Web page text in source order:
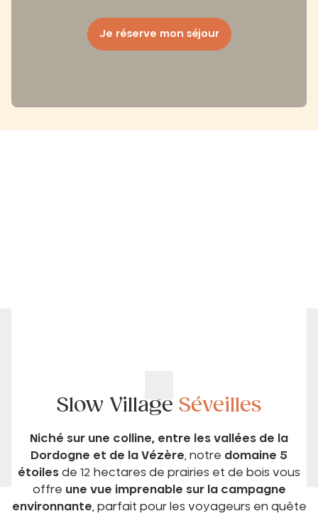
Je réserve mon séjour
Slow Village Séveilles
Niché sur une colline, entre les vallées de la
Dordogne et de la Vézère, notre domaine 5
étoiles de 12 hectares de prairies et de bois vous
offre une vue imprenable sur la campagne
environnante, parfait pour les voyageurs en quête